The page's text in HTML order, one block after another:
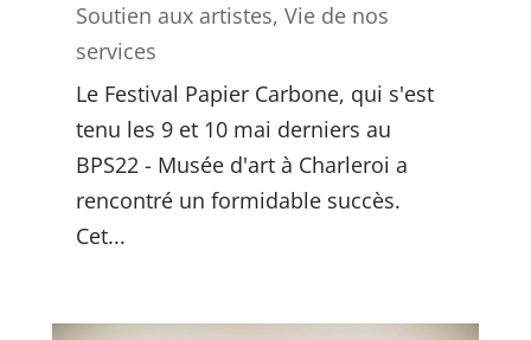
Soutien aux artistes, Vie de nos
services
Le Festival Papier Carbone, qui s'est
tenu les 9 et 10 mai derniers au
BPS22 - Musée d'art à Charleroi a
rencontré un formidable succès.
Cet...